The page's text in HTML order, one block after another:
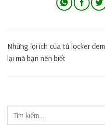
Những lợi ích của tủ locker đem
lại mà bạn nên biết